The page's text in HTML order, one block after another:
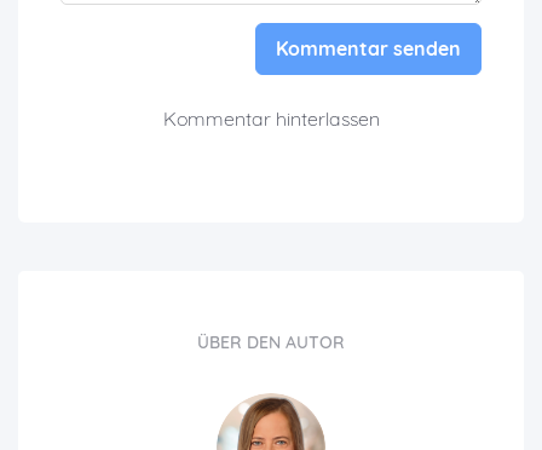
Kommentar senden
Kommentar hinterlassen
ÜBER DEN AUTOR